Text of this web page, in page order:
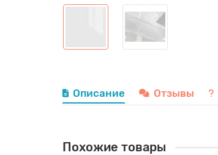
Описание Отзывы
Похожие товары